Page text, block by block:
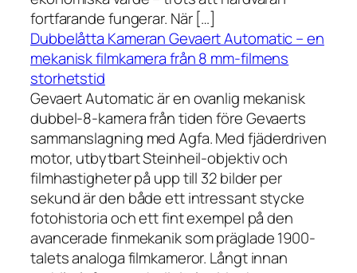
fortfarande fungerar. När […]
Dubbelåtta Kameran Gevaert Automatic – en
mekanisk filmkamera från 8 mm-filmens
storhetstid
Gevaert Automatic är en ovanlig mekanisk
dubbel-8-kamera från tiden före Gevaerts
sammanslagning med Agfa. Med fjäderdriven
motor, utbytbart Steinheil-objektiv och
filmhastigheter på upp till 32 bilder per
sekund är den både ett intressant stycke
fotohistoria och ett fint exempel på den
avancerade finmekanik som präglade 1900-
talets analoga filmkameror. Långt innan